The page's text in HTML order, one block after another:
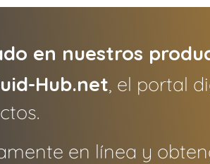
en nuestros
Hub.net, el portal
en línea y